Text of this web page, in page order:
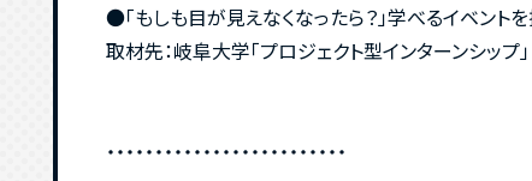
●「もしも目が見えなくなったら？」学べるイベント
取材先：岐阜大学「プロジェクト型インターンシップ
・・・・・・・・・・・・・・・・・・・・・・・・・